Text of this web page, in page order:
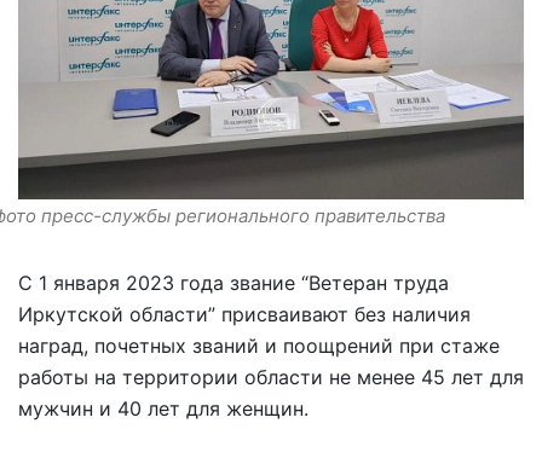
пресс-службы регионального правительства
С 1 января 2023 года звание “Ветеран труда
Иркутской области” присваивают без наличия
наград, почетных званий и поощрений при стаже
работы на территории области не менее 45 лет для
мужчин и 40 лет для женщин.